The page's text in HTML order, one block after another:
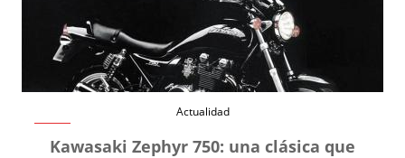
Actualidad
Kawasaki Zephyr 750: una clásica que